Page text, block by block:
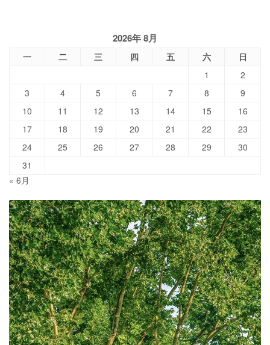
2026年 8月
一 二 三 四 五 六
日
1
2
3
4 5 6 7 8
9
10
11 12 13 14 15
16
17
18 19 20 21 22
23
24
25 26 27 28 29
30
31
« 6月